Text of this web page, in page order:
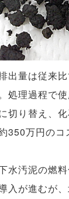
出量は従来
処理過程で
切り替え、
350万円のコ
水汚泥の燃
入が進むが